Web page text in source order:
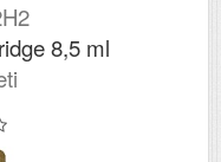
8,5 ml